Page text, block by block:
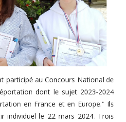
participé au Concours National de
dont le sujet 2023-2024
en France et en Europe." Ils
individuel le 22 mars 2024. Trois